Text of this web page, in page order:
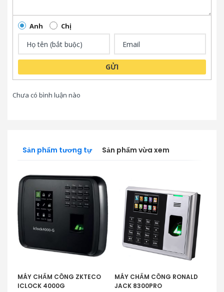
Anh Chị
GỬI
Chưa có bình luận nào
Sản phẩm tương tự Sản phẩm vừa xem
MÁY CHẤM CÔNG ZKTECO
ICLOCK 4000G
MÁY CHẤM CÔNG RONALD
JACK 8300PRO